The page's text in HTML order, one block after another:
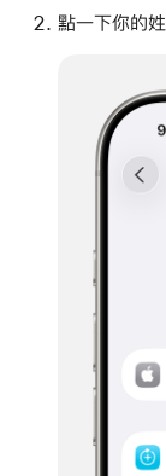
點一下你的姓